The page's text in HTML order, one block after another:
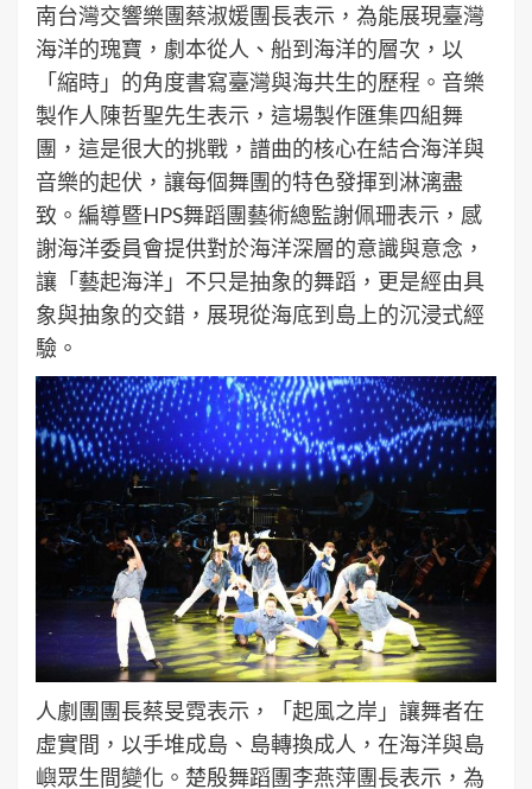
南台灣交響樂團蔡淑媛團長表示，為能展現臺灣
海洋的瑰寶，劇本從人、船到海洋的層次，以
「縮時」的角度書寫臺灣與海共生的歷程。音樂
製作人陳哲聖先生表示，這場製作匯集四組舞
團，這是很大的挑戰，譜曲的核心在結合海洋與
音樂的起伏，讓每個舞團的特色發揮到淋漓盡
致。編導暨HPS舞蹈團藝術總監謝佩珊表示，感
謝海洋委員會提供對於海洋深層的意識與意念，
讓「藝起海洋」不只是抽象的舞蹈，更是經由具
象與抽象的交錯，展現從海底到島上的沉浸式經
驗。
人劇團團長蔡旻霓表示，「起風之岸」讓舞者在
虛實間，以手堆成島、島轉換成人，在海洋與島
嶼眾生間變化。楚殷舞蹈團李燕萍團長表示，為